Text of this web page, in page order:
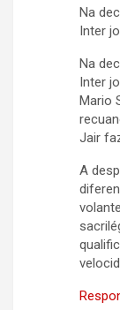
Na
Inter
Na
Inter
Mario
Jair
A